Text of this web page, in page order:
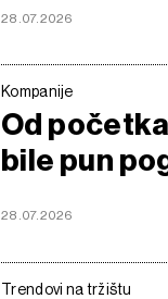
28.07.2026
Kompanije
Od
bile pun
28.07.2026
Trendovi na tržištu